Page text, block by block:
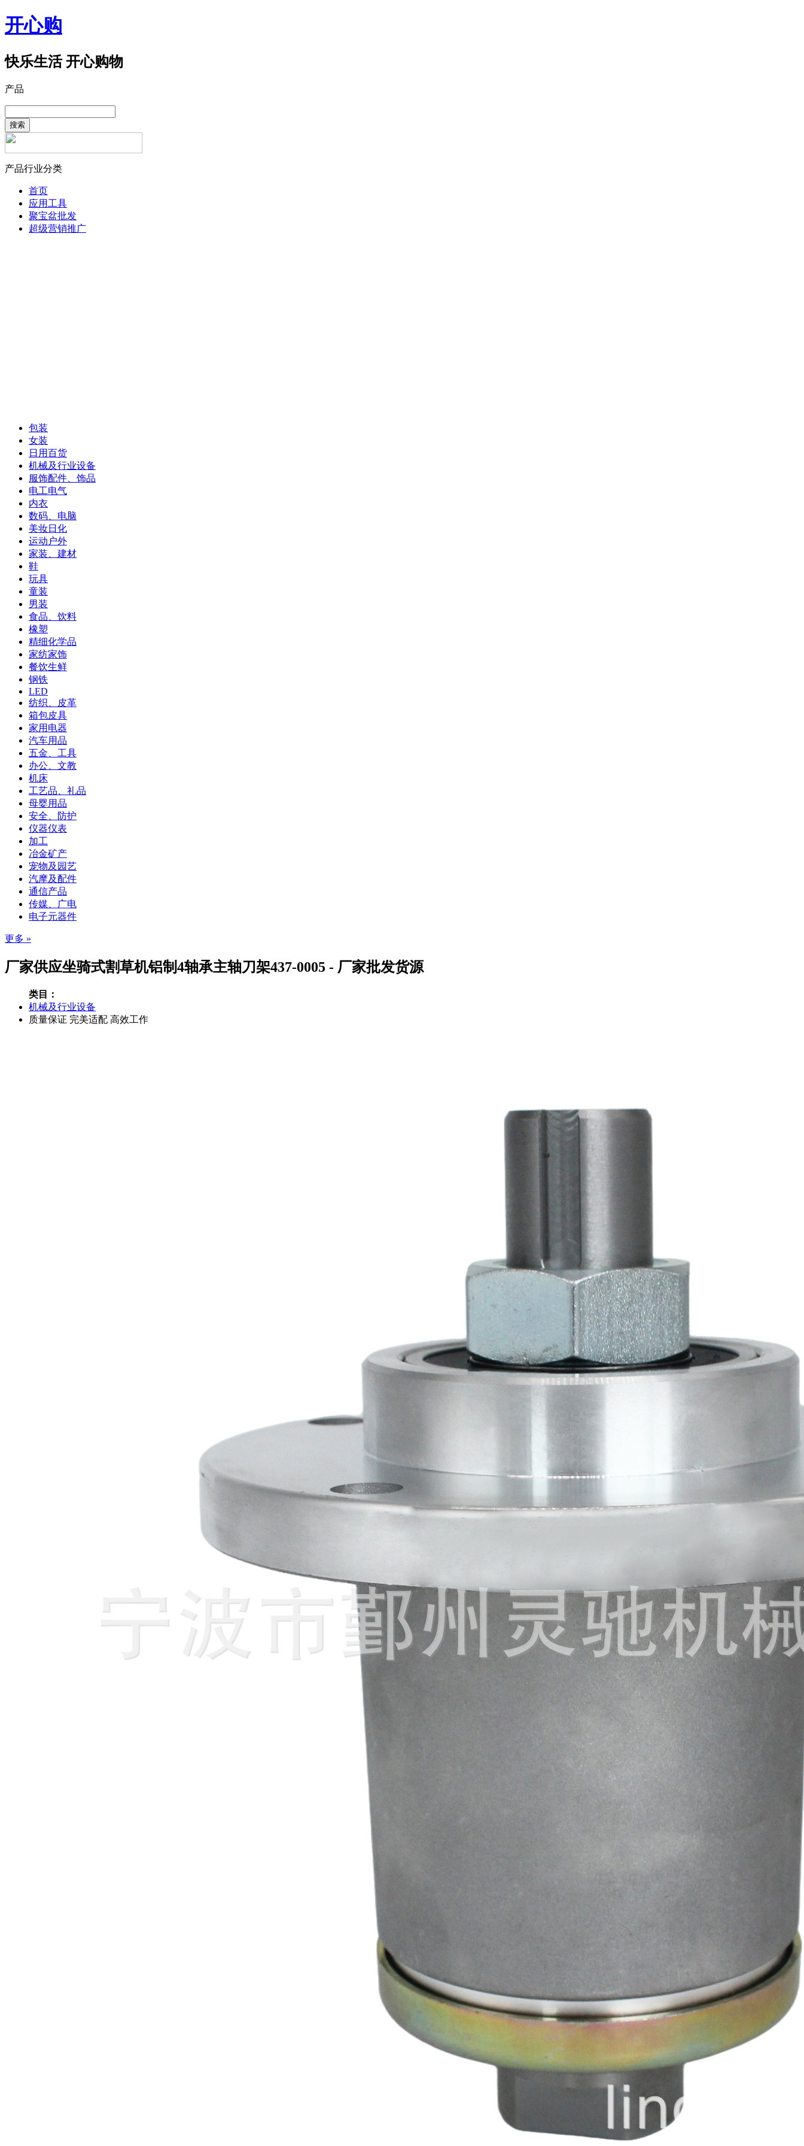
开心购
快乐生活 开心购物
产品
搜索
产品行业分类
首页
应用工具
聚宝盆批发
超级营销推广
包装
女装
日用百货
机械及行业设备
服饰配件、饰品
电工电气
内衣
数码、电脑
美妆日化
运动户外
家装、建材
鞋
玩具
童装
男装
食品、饮料
橡塑
精细化学品
家纺家饰
餐饮生鲜
钢铁
LED
纺织、皮革
箱包皮具
家用电器
汽车用品
五金、工具
办公、文教
机床
工艺品、礼品
母婴用品
安全、防护
仪器仪表
加工
冶金矿产
宠物及园艺
汽摩及配件
通信产品
传媒、广电
电子元器件
更多 »
厂家供应坐骑式割草机铝制4轴承主轴刀架437-0005 - 厂家批发货源
类目：
机械及行业设备
质量保证 完美适配 高效工作